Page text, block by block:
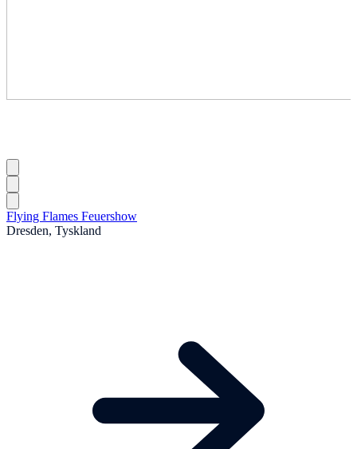
Flying Flames Feuershow
Dresden, Tyskland